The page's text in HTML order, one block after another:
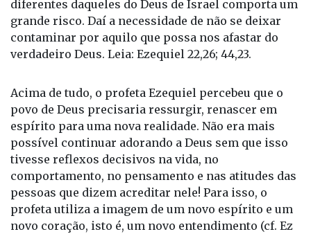
diferentes daqueles do Deus de Israel comporta um
grande risco. Daí a necessidade de não se deixar
contaminar por aquilo que possa nos afastar do
verdadeiro Deus. Leia: Ezequiel 22,26; 44,23.
Acima de tudo, o profeta Ezequiel percebeu que o
povo de Deus precisaria ressurgir, renascer em
espírito para uma nova realidade. Não era mais
possível continuar adorando a Deus sem que isso
tivesse reflexos decisivos na vida, no
comportamento, no pensamento e nas atitudes das
pessoas que dizem acreditar nele! Para isso, o
profeta utiliza a imagem de um novo espírito e um
novo coração, isto é, um novo entendimento (cf. Ez